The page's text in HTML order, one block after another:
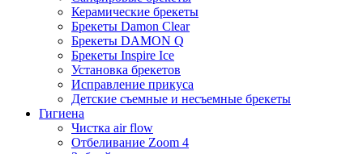
Керамические брекеты
Брекеты Damon Clear
Брекеты DAMON Q
Брекеты Inspire Ice
Установка брекетов
Исправление прикуса
Детские съемные и несъемные брекеты
Гигиена
Чистка air flow
Отбеливание Zoom 4